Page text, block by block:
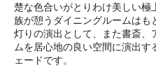
楚な色合いがとりわけ美しい極
族が憩うダイニングルームはも
灯りの演出として、また書斎、
ムを居心地の良い空間に演出
ェードです。